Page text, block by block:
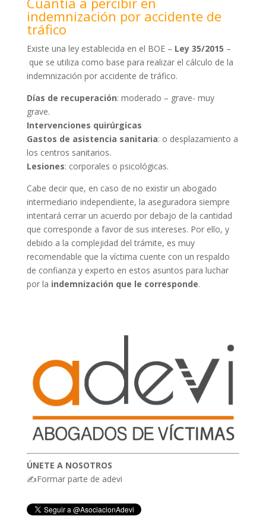
indemnización por accidente de
tráfico
Existe una ley establecida en el BOE – Ley 35/2015 –
que se utiliza como base para realizar el cálculo de la
indemnización por accidente de tráfico.
Días de recuperación: moderado – grave- muy
grave.
Intervenciones quirúrgicas
Gastos de asistencia sanitaria: o desplazamiento a
los centros sanitarios.
Lesiones: corporales o psicológicas.
Cabe decir que, en caso de no existir un abogado
intermediario independiente, la aseguradora siempre
intentará cerrar un acuerdo por debajo de la cantidad
que corresponde a favor de sus intereses. Por ello, y
debido a la complejidad del trámite, es muy
recomendable que la víctima cuente con un respaldo
de confianza y experto en estos asuntos para luchar
por la indemnización que le corresponde.
ÚNETE A NOSOTROS
✍Formar parte de adevi